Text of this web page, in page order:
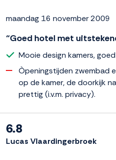
maandag 16 november 2009
“Goed hotel met
Mooie design kamers,
Òpeningstijden zwembad
op de kamer, de doorkijk
prettig (i.v.m. privacy).
6.8
Lucas Vlaardingerbroek